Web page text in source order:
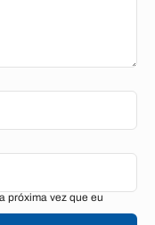
próxima vez que eu